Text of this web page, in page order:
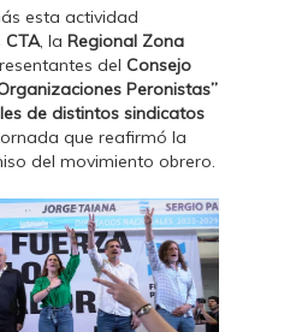
esta actividad
CTA, la Regional Zona
delConsejo
Peronistas”
de distintos sindicatos
que reafirmó la
del movimiento obrero.